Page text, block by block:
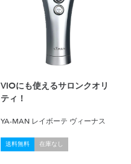
VIOにも使えるサロンクオリ
ティ！
YA-MAN レイボーテ ヴィーナス
送料無料 在庫なし